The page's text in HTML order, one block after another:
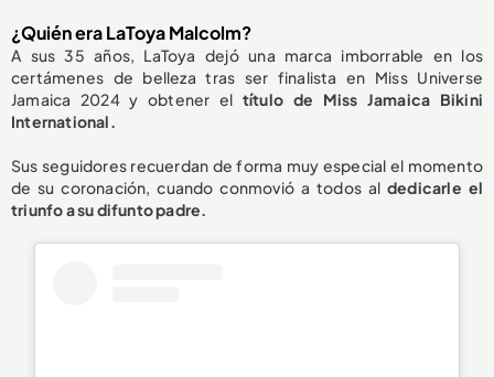
¿Quién era LaToya Malcolm?
A sus 35 años, LaToya dejó una marca imborrable en los
certámenes de belleza tras ser finalista en Miss Universe
Jamaica 2024 y obtener el título de Miss Jamaica Bikini
International.
Sus seguidores recuerdan de forma muy especial el momento
de su coronación, cuando conmovió a todos al dedicarle el
triunfo a su difunto padre.